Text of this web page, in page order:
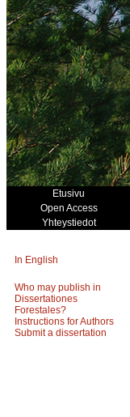
Etusivu
Open Access
Yhteystiedot
In English
Who may publish in
Dissertationes
Forestales?
Instructions for Authors
Submit a dissertation